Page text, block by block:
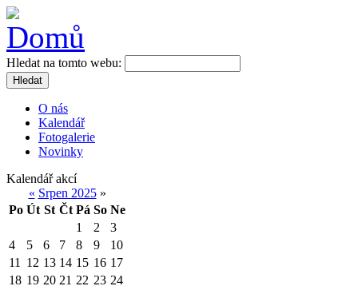
Hledat na tomto webu:
Hledat
O nás
Kalendář
Fotogalerie
Novinky
Kalendář akcí
« Srpen 2025 »
Po Út St Čt Pá So Ne
1
2
3
4
5 6 7 8 9
10
11
12 13 14 15 16 17
18 19 20 21 22 23 24